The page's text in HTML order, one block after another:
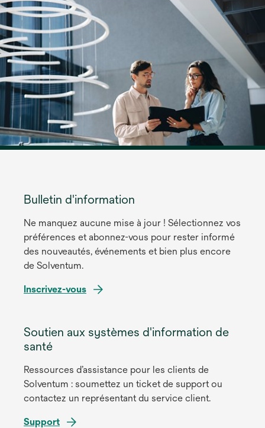
Bulletin d'information
Ne manquez aucune mise à jour ! Sélectionnez vos
préférences et abonnez-vous pour rester informé
des nouveautés, événements et bien plus encore
de Solventum.
Inscrivez-vous
Soutien aux systèmes d'information de
santé
Ressources d’assistance pour les clients de
Solventum : soumettez un ticket de support ou
contactez un représentant du service client.
Support